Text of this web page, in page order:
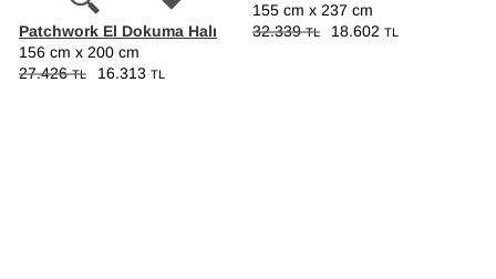
155 cm x 237 cm
32.339TL 18.602 TL
Patchwork El Dokuma Halı
156 cm x 200 cm
27.426TL 16.313 TL